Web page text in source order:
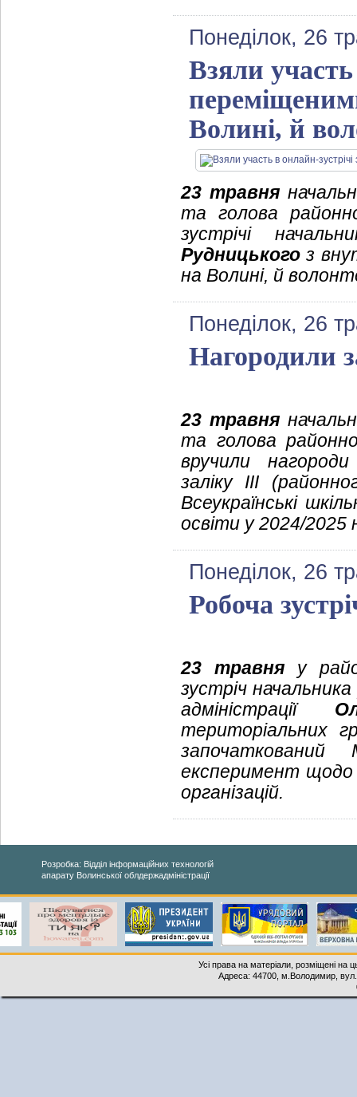
Понеділок, 26
Взяли
Волині, й
23 травня
та голова
зустрічі
Рудницького з
на Волині, й
Понеділок, 26
Нагородили
23 травня
та голова
вручили нагороди
заліку ІІІ
Всеукраїнські
освіти у 2024/2025
Понеділок, 26
Робоча
23 травня у
зустріч
адміністрації
територіальних
експеримент щодо
організацій.
Розробка: Відділ інформаційних технологій
апарату Волинської облдержадміністрації
Усі права на матеріали, розміщені на
Адреса: 44700, м.Володимир,